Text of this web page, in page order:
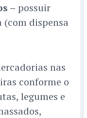
– possuir
dispensa
nas
conforme o
legumes e